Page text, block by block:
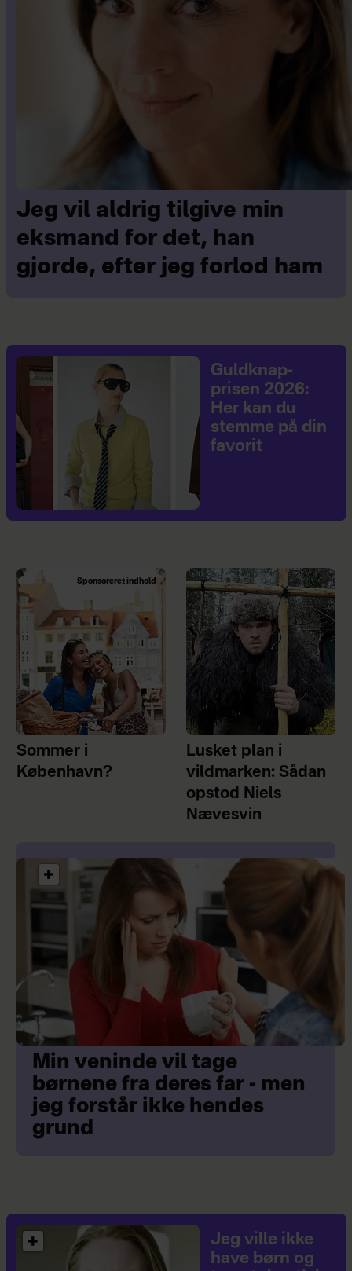
Jeg vil aldrig tilgive min
eksmand for det, han
gjorde, efter jeg forlod ham
Guldknap-
prisen 2026:
Her kan du
stemme på din
favorit
Sponsoreret indhold
Sommer i
København?
Lusket plan i
vildmarken: Sådan
opstod Niels
Nævesvin
Min veninde vil tage
børnene fra deres far - men
jeg forstår ikke hendes
grund
Jeg ville ikke
have børn og